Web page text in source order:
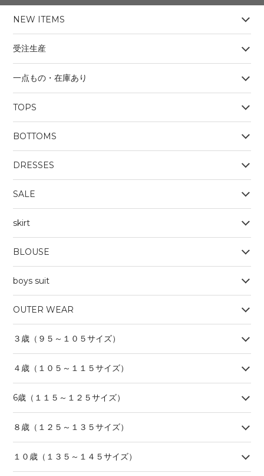
NEW ITEMS
受注生産
一点もの・在庫あり
TOPS
BOYS
OUTERWEAR
Tシャツ
BOTTOMS
BOYS
DRESSES
SALE
skirt
BLOUSE
boys suit
OUTER WEAR
３歳（９５～１０５サイズ）
４歳（１０５～１１５サイズ）
6歳（１１５～１２５サイズ）
８歳（１２５～１３５サイズ）
１０歳（１３５～１４５サイズ）